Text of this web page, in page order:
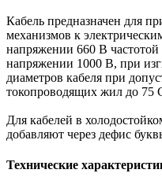
Кабель предназначен для
механизмов к
напряжении 660 В
напряжении 1000 В, при
диаметров кабеля при
токопроводящих жил до 75
Для кабелей в
добавляют через дефис
Технические